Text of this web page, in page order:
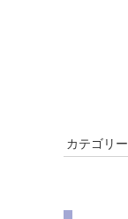
カテゴリー